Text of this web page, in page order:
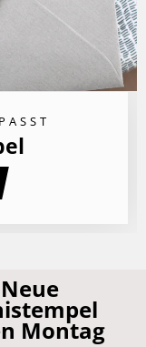
Neue
Montag